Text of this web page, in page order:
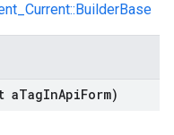
aTagInApiForm)